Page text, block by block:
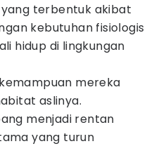
terbentuk akibat
kebutuhan fisiologis
hidup di lingkungan
mereka
aslinya.
menjadi rentan
yang turun